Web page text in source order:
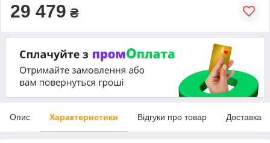
29 479 ₴
Опис Характеристики Відгуки про товар Доставка